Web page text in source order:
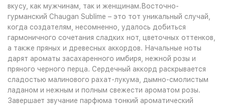
вкусу, как мужчинам, так и женщинам.Восточно-
гурманский Chaugan Sublime – это тот уникальный случай,
когда создателям, несомненно, удалось добиться
гармоничного сочетания сладких нот, цветочных оттенков,
а также пряных и древесных аккордов. Начальные ноты
дарят ароматы засахаренного имбиря, нежной розы и
пряного черного перца. Сердечный аккорд раскрывается
сладостью малинового рахат-лукума, дымно-смолистым
ладаном и нежным и полным свежести ароматом розы.
Завершает звучание парфюма тонкий ароматический